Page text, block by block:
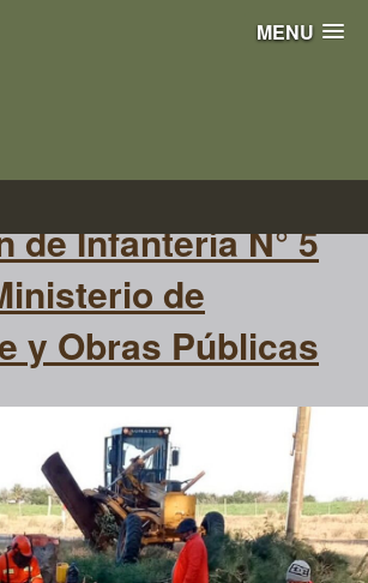
MENU
de Infantería N° 5
de
y Obras Públicas